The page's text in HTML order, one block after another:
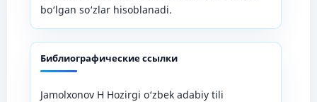
bo‘lgan so‘zlar hisoblanadi.
Библиографические ссылки
Jamolxonov H Hozirgi o‘zbek adabiy tili